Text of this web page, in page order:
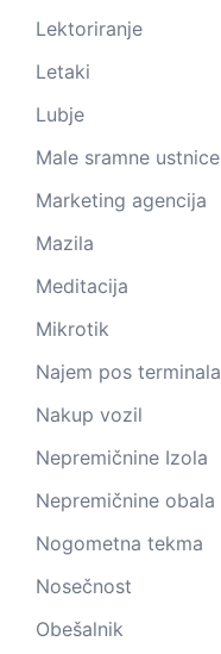
Lektoriranje
Letaki
Lubje
Male sramne ustnice
Marketing agencija
Mazila
Meditacija
Mikrotik
Najem pos terminala
Nakup vozil
Nepremičnine Izola
Nepremičnine obala
Nogometna tekma
Nosečnost
Obešalnik